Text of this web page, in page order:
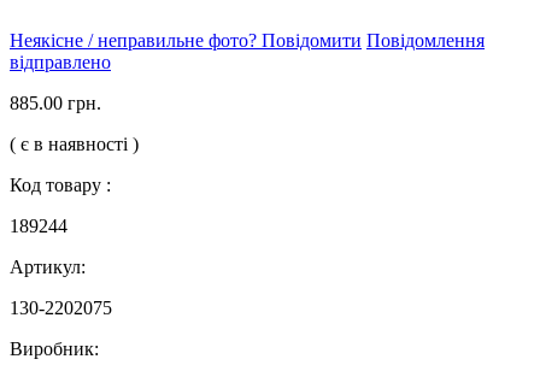
Неякісне / неправильне фото? Повідомити Повідомлення
відправлено
885.00 грн.
( є в наявності )
Код товару :
189244
Артикул:
130-2202075
Виробник: